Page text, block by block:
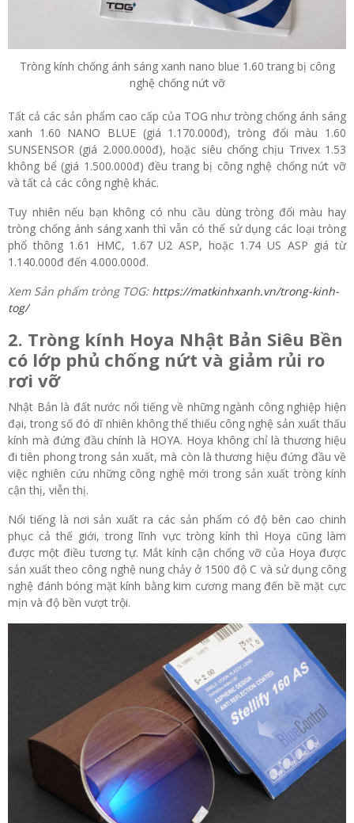
Tròng kính chống ánh sáng xanh nano blue 1.60 trang bị công
nghệ chống nứt vỡ
Tất cả các sản phẩm cao cấp của TOG như tròng chống ánh sáng
xanh 1.60 NANO BLUE (giá 1.170.000đ), tròng đổi màu 1.60
SUNSENSOR (giá 2.000.000đ), hoặc siêu chống chịu Trivex 1.53
không bể (giá 1.500.000đ) đều trang bị công nghệ chống nứt vỡ
và tất cả các công nghệ khác.
Tuy nhiên nếu bạn không có nhu cầu dùng tròng đổi màu hay
tròng chống ánh sáng xanh thì vẫn có thể sử dụng các loại tròng
phổ thông 1.61 HMC, 1.67 U2 ASP, hoặc 1.74 US ASP giá từ
1.140.000đ đến 4.000.000đ.
Xem Sản phẩm tròng TOG: https://matkinhxanh.vn/trong-kinh-
tog/
2. Tròng kính Hoya Nhật Bản Siêu Bền
có lớp phủ chống nứt và giảm rủi ro
rơi vỡ
Nhật Bản là đất nước nổi tiếng về những ngành công nghiệp hiện
đại, trong số đó dĩ nhiên không thể thiếu công nghệ sản xuất thấu
kính mà đứng đầu chính là HOYA. Hoya không chỉ là thương hiệu
đi tiên phong trong sản xuất, mà còn là thương hiệu đứng đầu về
việc nghiên cứu những công nghệ mới trong sản xuất tròng kính
cận thị, viễn thị.
Nổi tiếng là nơi sản xuất ra các sản phẩm có độ bên cao chinh
phục cả thế giới, trong lĩnh vực tròng kính thì Hoya cũng làm
được một điều tương tự. Mắt kính cận chống vỡ của Hoya được
sản xuất theo công nghệ nung chảy ở 1500 độ C và sử dụng công
nghệ đánh bóng mặt kính bằng kim cương mang đến bề mặt cực
mịn và độ bền vượt trội.